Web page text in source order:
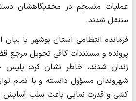
عملیات منسجم در مخفیگاهشان
منتقل شدند.
فرمانده انتظامی استان بوشهر با
پرونده و مستندات کافی تحویل مرجع
زندان شدند، خاطر نشان کرد: پلیس
شهروندان مسؤول دانسته و با تمام
کشی و قدرت نمایی باعث سلب آسایش